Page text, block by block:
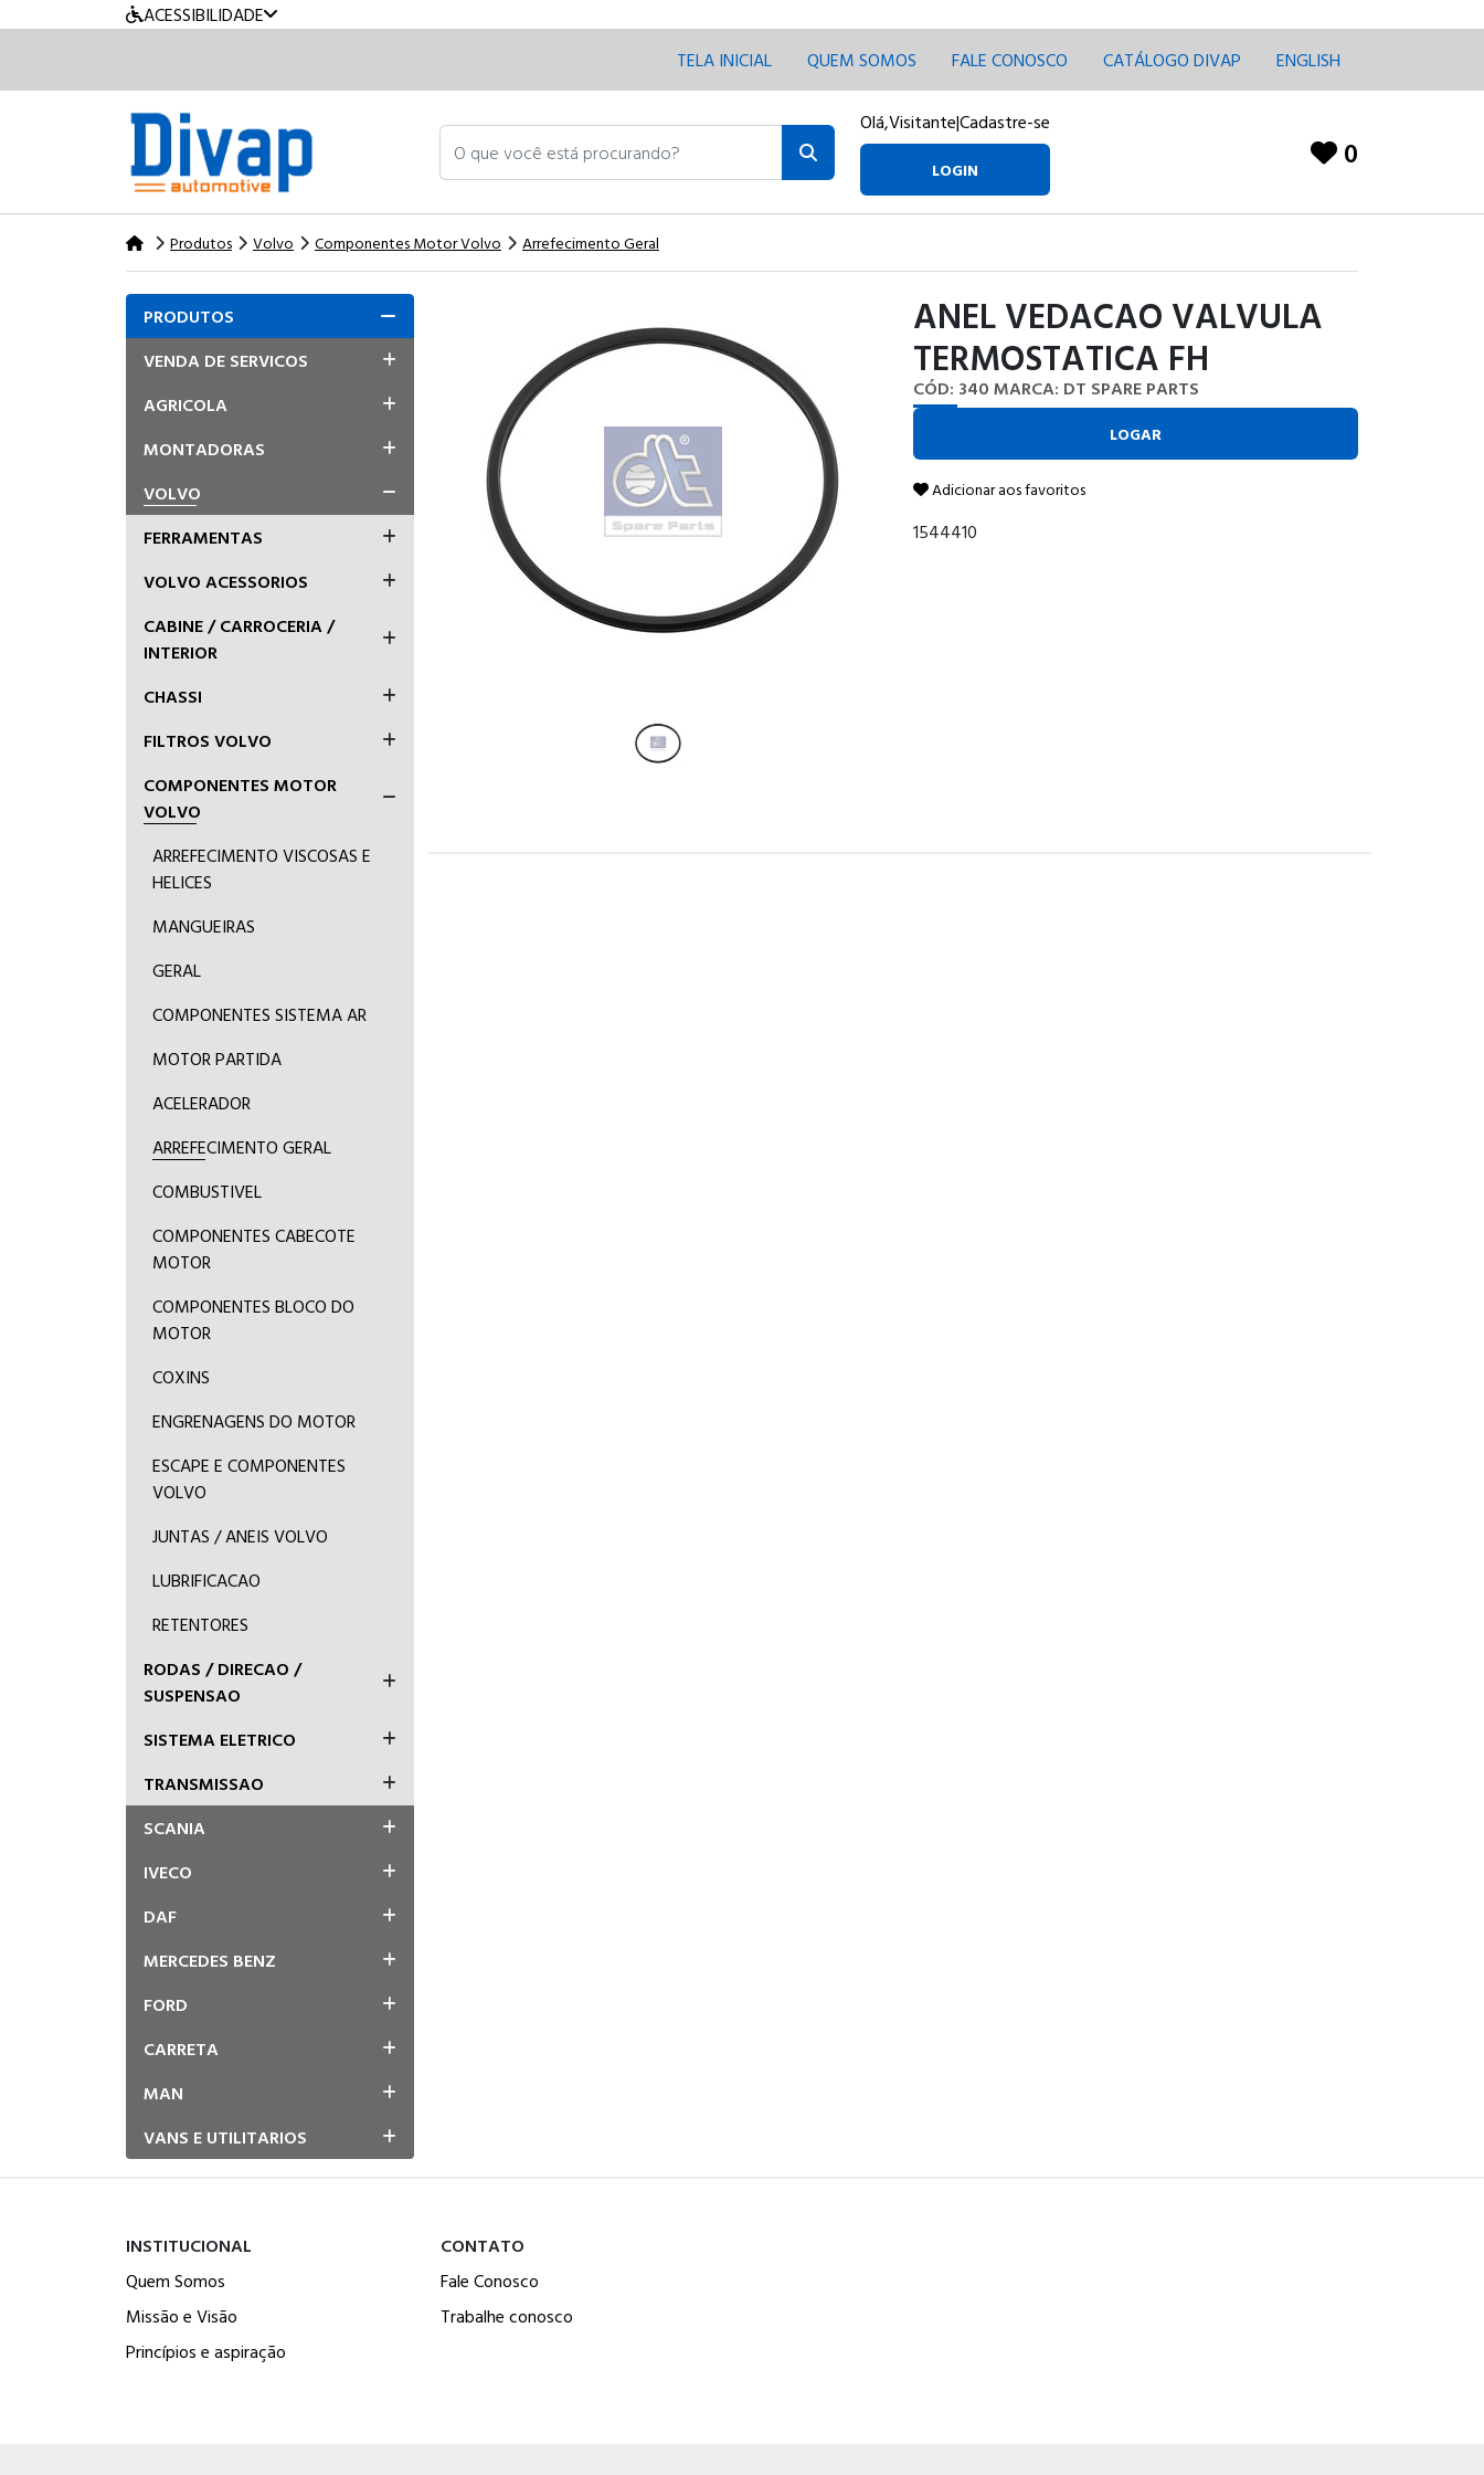
ACESSIBILIDADE
TELA INICIAL
QUEM SOMOS FALE CONOSCO CATÁLOGO DIVAP ENGLISH
O que você está procurando? Olá,Visitante|Cadastre-se
LOGIN 0
Produtos Volvo Componentes Motor Volvo Arrefecimento Geral
PRODUTOS
VENDA DE SERVICOS
AGRICOLA
MONTADORAS
VOLVO
FERRAMENTAS
VOLVO ACESSORIOS
CABINE / CARROCERIA /
INTERIOR
CHASSI
FILTROS VOLVO
COMPONENTES MOTOR
VOLVO
ARREFECIMENTO VISCOSAS E
HELICES
MANGUEIRAS
GERAL
COMPONENTES SISTEMA AR
MOTOR PARTIDA
ACELERADOR
ARREFECIMENTO GERAL
COMBUSTIVEL
COMPONENTES CABECOTE
MOTOR
COMPONENTES BLOCO DO
MOTOR
COXINS
ENGRENAGENS DO MOTOR
ESCAPE E COMPONENTES
VOLVO
JUNTAS / ANEIS VOLVO
LUBRIFICACAO
RETENTORES
RODAS / DIRECAO /
SUSPENSAO
SISTEMA ELETRICO
TRANSMISSAO
SCANIA
IVECO
DAF
MERCEDES BENZ
FORD
CARRETA
MAN
VANS E UTILITARIOS
ANEL VEDACAO VALVULA
TERMOSTATICA FH
CÓD: 340 MARCA: DT SPARE PARTS
LOGAR
Adicionar aos favoritos
1544410
INSTITUCIONAL
Quem Somos
Missão e Visão
Princípios e aspiração
CONTATO
Fale Conosco
Trabalhe conosco